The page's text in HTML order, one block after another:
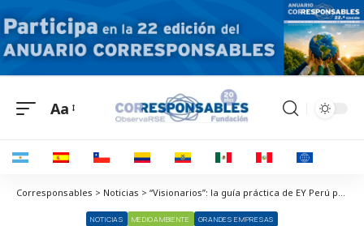
Aa
Corresponsables > Noticias > “Visionarios”: la guía práctica de EY Perú para emprendedores
NOTICIAS MEDIOAMBIENTE
GRANDES EMPRESAS